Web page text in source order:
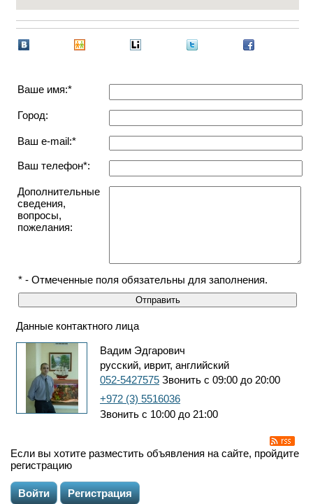
Ваше имя:*
Город:
Ваш e-mail:*
Ваш телефон*:
Дополнительные
сведения,
вопросы,
пожелания:
* - Отмеченные поля обязательны для заполнения.
Данные контактного лица
Вадим Эдгарович
русский, иврит, английский
052-5427575 Звонить с 09:00 до 20:00
+972 (3) 5516036
Звонить с 10:00 до 21:00
Если вы хотите разместить объявления на сайте, пройдите
регистрацию
Войти Регистрация